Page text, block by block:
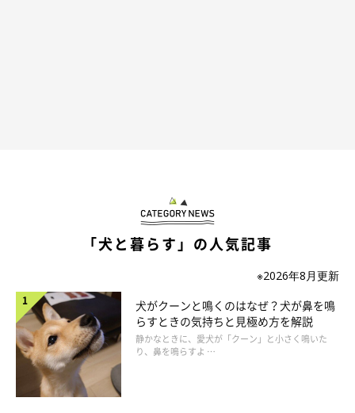
「犬と暮らす」の人気記事
※2026年8月更新
犬がクーンと鳴くのはなぜ？犬が鼻を鳴
らすときの気持ちと見極め方を解説
静かなときに、愛犬が「クーン」と小さく鳴いた
り、鼻を鳴らすよ …